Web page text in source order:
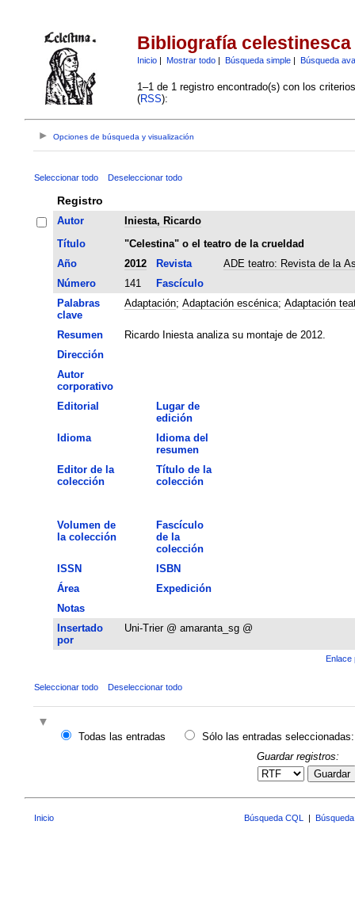
Bibliografía celestinesca
Inicio| Mostrar todo| Búsqueda simple| Búsqueda
1–1 de 1 registro encontrado(s) con los
(RSS):
Opciones de búsqueda y visualización
Seleccionar todo Deseleccionar todo
Registro
Autor
Iniesta, Ricardo
Título
"Celestina" o el teatro de la crueldad
Año
2012 Revista
ADE teatro: Revista de la
Número
141
Fascículo
Palabras
clave
Adaptación; Adaptación escénica; Adaptación
Resumen
Ricardo Iniesta analiza su montaje de 2012.
Dirección
Autor
corporativo
Editorial
Lugar de
edición
Idioma
Idioma del
resumen
Editor de la
colección
Título de la
colección
Volumen de
la colección
Fascículo
de la
colección
ISSN
ISBN
Área
Expedición
Notas
Insertado
por
Uni-Trier @ amaranta_sg @
Enlace
Seleccionar todo Deseleccionar todo
Todas las entradas
Sólo las entradas seleccionadas:
Guardar registros:
Guardar
Inicio Búsqueda CQL